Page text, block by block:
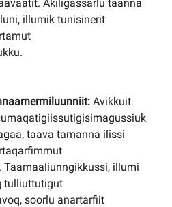
Akiligassarlu taanna
illumik tunisinerit
: Avikkuit
taava tamanna ilissi
illumi
tulliuttutigut
soorlu anartarfiit